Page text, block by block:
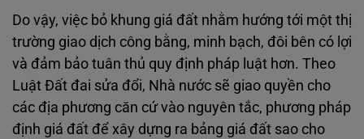
Do vậy, việc bỏ khung giá đất nhằm hướng tới một thị
trường giao dịch công bằng, minh bạch, đôi bên có lợi
và đảm bảo tuân thủ quy định pháp luật hơn. Theo
Luật Đất đai sửa đổi, Nhà nước sẽ giao quyền cho
các địa phương căn cứ vào nguyên tắc, phương pháp
định giá đất để xây dựng ra bảng giá đất sao cho